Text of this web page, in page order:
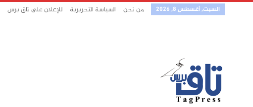
السبت, أغسطس 8, 2026 من نحن السياسة التحريرية للإعلان على تاق برس